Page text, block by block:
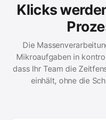
Klicks
Die
Mikroaufgaben in
dass Ihr Team die
einhält, ohne die